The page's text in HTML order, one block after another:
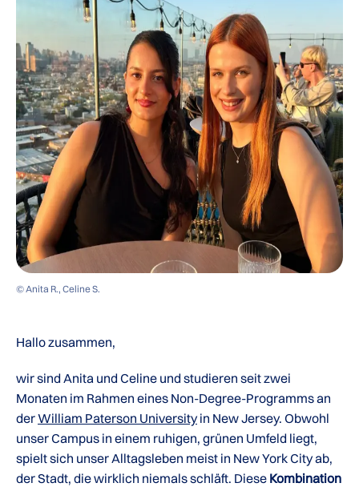
© Anita R., Celine S.
Hallo zusammen,
wir sind Anita und Celine und studieren seit zwei
Monaten im Rahmen eines Non-Degree-Programms an
derWilliam Paterson Universityin New Jersey. Obwohl
unser Campus in einem ruhigen, grünen Umfeld liegt,
spielt sich unser Alltagsleben meist in New York City ab,
der Stadt, die wirklich niemals schläft. Diese Kombination